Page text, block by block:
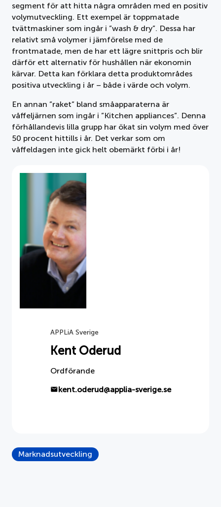
segment för att hitta några områden med en positiv
volymutveckling. Ett exempel är toppmatade
tvättmaskiner som ingår i ”wash & dry”. Dessa har
relativt små volymer i jämförelse med de
frontmatade, men de har ett lägre snittpris och blir
därför ett alternativ för hushållen när ekonomin
kärvar. Detta kan förklara detta produktområdes
positiva utveckling i år – både i värde och volym.
En annan ”raket” bland småapparaterna är
våffeljärnen som ingår i ”Kitchen appliances”. Denna
förhållandevis lilla grupp har ökat sin volym med över
50 procent hittills i år. Det verkar som om
våffeldagen inte gick helt obemärkt förbi i år!
APPLiA Sverige
Kent Oderud
Ordförande
kent.oderud@applia-sverige.se
Marknadsutveckling